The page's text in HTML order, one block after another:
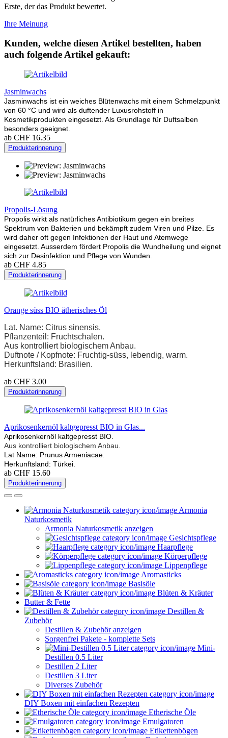
Erste, der das Produkt bewertet.
Ihre Meinung
Kunden, welche diesen Artikel bestellten, haben
auch folgende Artikel gekauft:
Jasminwachs
Jasminwachs ist ein weiches Blütenwachs mit einem Schmelzpunkt
von 60 °C und wird als duftender Luxusrohstoff in
Kosmetikprodukten eingesetzt. Als Grundlage für Duftsalben
besonders geeignet.
ab CHF 16.35
Produkterinnerung
Propolis-Lösung
Propolis wirkt als natürliches Antibiotikum gegen ein breites
Spektrum von Bakterien und bekämpft zudem Viren und Pilze. Es
wird daher oft gegen Infektionen der Haut und Atemwege
eingesetzt. Ausserdem fördert Propolis die Wundheilung und eignet
sich zur Desinfektion und Pflege von Wunden.
ab CHF 4.85
Produkterinnerung
Orange süss BIO ätherisches Öl
Lat. Name: Citrus sinensis.
Pflanzenteil: Fruchtschalen.
Aus kontrolliert biologischem Anbau.
Duftnote / Kopfnote: Fruchtig-süss, lebendig, warm.
Herkunftsland: Brasilien.
ab CHF 3.00
Produkterinnerung
Aprikosenkernöl kaltgepresst BIO in Glas...
Aprikosenkernöl kaltgepresst BIO.
Aus kontrolliert biologischem Anbau.
Lat Name: Prunus Armeniacae.
Herkunftsland: Türkei.
ab CHF 15.60
Produkterinnerung
Armonia
Naturkosmetik
Armonia Naturkosmetik anzeigen
Gesichtspflege
Haarpflege
Körperpflege
Lippenpflege
Aromasticks
Basisöle
Blüten & Kräuter
Butter & Fette
Destillen &
Zubehör
Destillen & Zubehör anzeigen
Sorgenfrei Pakete - komplette Sets
Mini-
Destillen 0.5 Liter
Destillen 2 Liter
Destillen 3 Liter
Diverses Zubehör
DIY Boxen mit einfachen Rezepten
Etherische Öle
Emulgatoren
Etikettenbögen